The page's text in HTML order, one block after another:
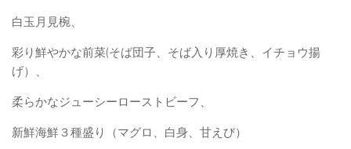
白玉月見椀、
彩り鮮やかな前菜(そば団子、そば入り厚焼き、イチョウ揚
げ）、
柔らかなジューシーローストビーフ、
新鮮海鮮３種盛り（マグロ、白身、甘えび）